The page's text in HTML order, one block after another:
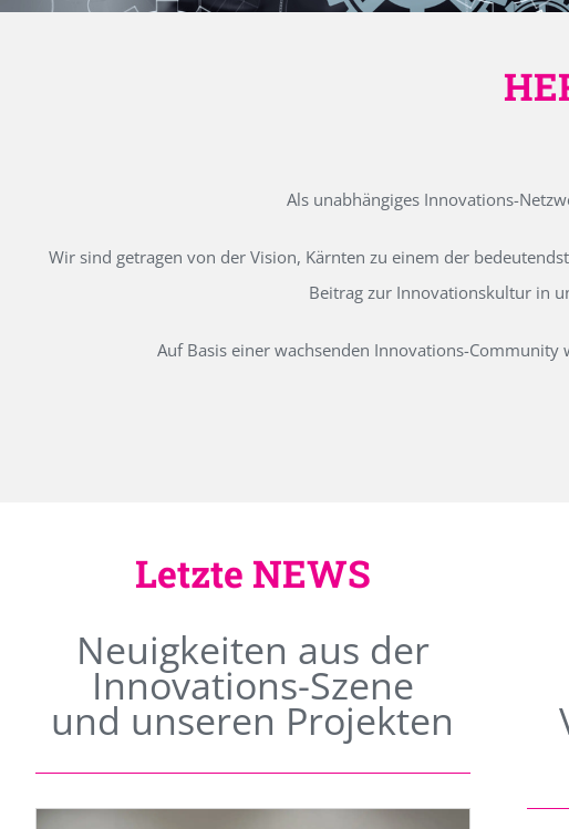
Als unabhängiges Innovations-
Wir sind getragen von der Vision, Kärnten zu einem der
Beitrag zur Innovationskultur in
Auf Basis einer wachsenden Innovations-
Letzte NEWS
Neuigkeiten aus der
Innovations-Szene
und unseren Projekten